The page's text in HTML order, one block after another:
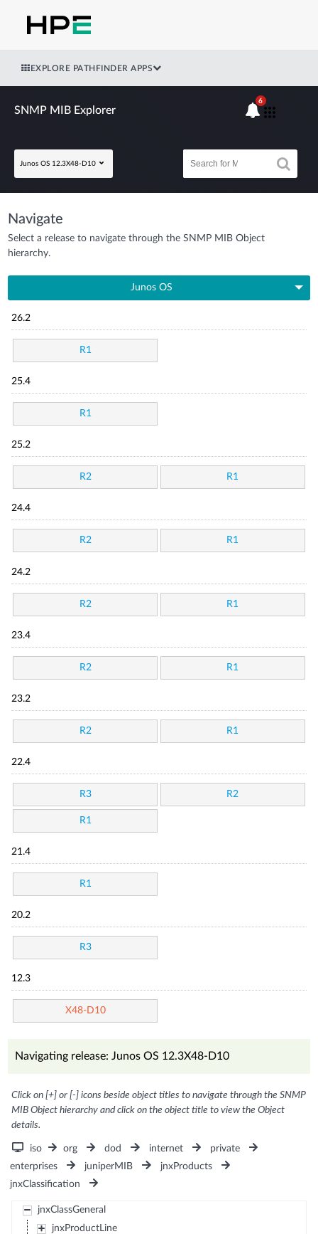
EXPLORE PATHFINDER APPS
SNMP MIB Explorer
Junos OS 12.3X48-D10
6
Navigate
Select a release to navigate through the SNMP MIB Object
hierarchy.
Junos OS
26.2
R1
25.4
R1
25.2
R2 R1
24.4
R2 R1
24.2
R2 R1
23.4
R2 R1
23.2
R2 R1
22.4
R3 R2
R1
21.4
R1
20.2
R3
12.3
X48-D10
Navigating release: Junos OS 12.3X48-D10
Click on [+] or [-] icons beside object titles to navigate through the SNMP
MIB Object hierarchy and click on the object title to view the Object
details.
iso org dod internet
private
enterprises
juniperMIB
jnxProducts
jnxClassification
jnxClassGeneral
jnxProductLine